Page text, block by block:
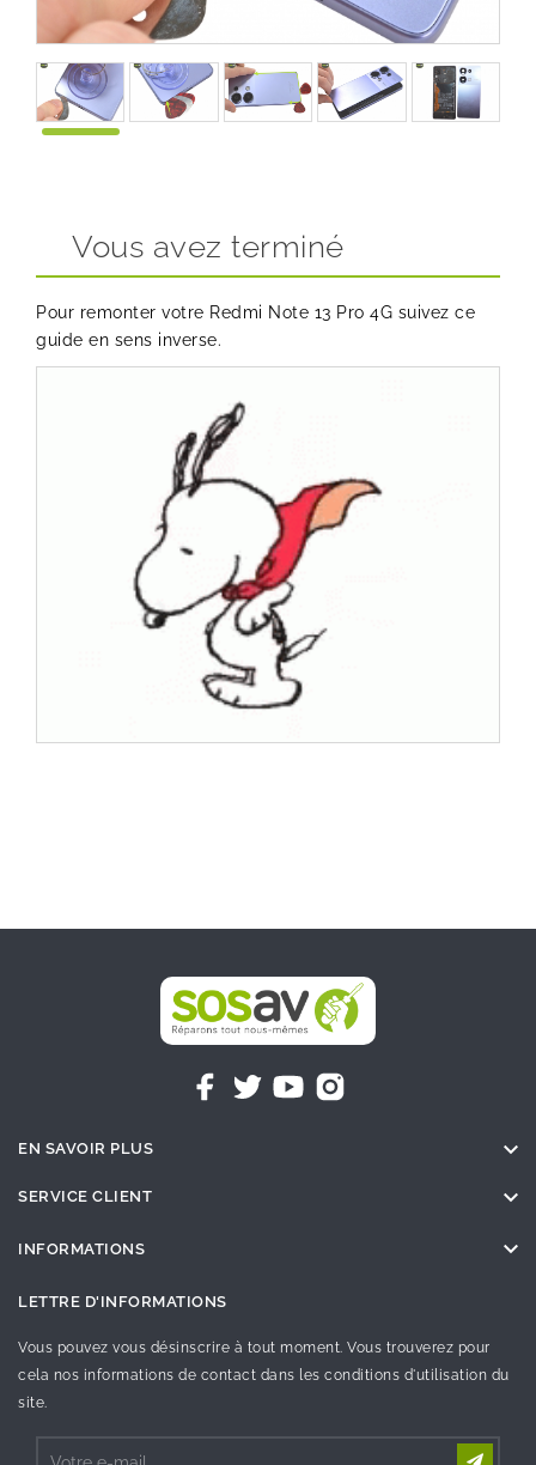
Vous avez terminé
Pour remonter votre Redmi Note 13 Pro 4G suivez ce
guide en sens inverse.
EN SAVOIR PLUS 
SERVICE CLIENT 
INFORMATIONS 
LETTRE D'INFORMATIONS
Vous pouvez vous désinscrire à tout moment. Vous trouverez pour
cela nos informations de contact dans les conditions d'utilisation du
site.